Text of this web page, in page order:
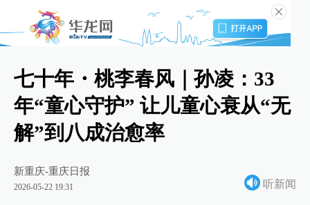
七十年・桃李春风｜孙凌：33
年“童心守护” 让儿童心衰从“无
解”到八成治愈率
新重庆-重庆日报
2026-05-22 19:31 听新闻